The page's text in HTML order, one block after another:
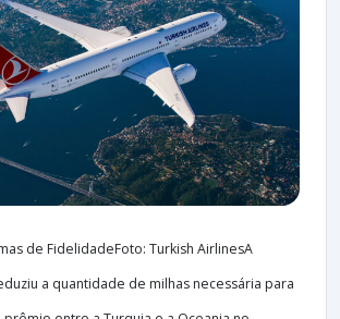
de FidelidadeFoto: Turkish AirlinesA
a quantidade de milhas necessária para